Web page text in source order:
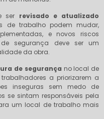
ser revisado e atualizado
de trabalho podem mudar,
e novos riscos
segurança deve ser um
da obra.
de segurança no local de
a priorizarem a
inseguras sem medo de
se sintam responsáveis pela
um local de trabalho mais